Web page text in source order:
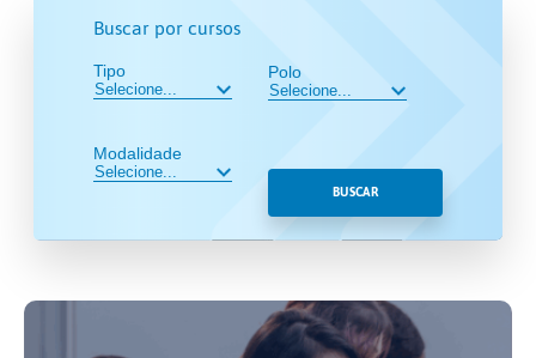
Buscar por cursos
Tipo
Modalidade
Polo
BUSCAR